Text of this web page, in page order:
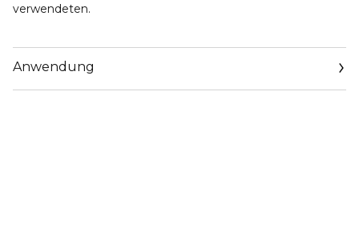
verwendeten.
Anwendung